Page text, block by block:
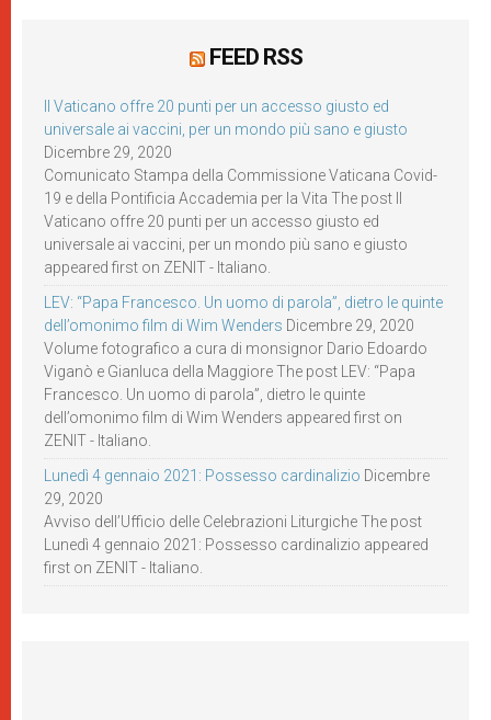
FEED RSS
Il Vaticano offre 20 punti per un accesso giusto ed
universale ai vaccini, per un mondo più sano e giusto
Dicembre 29, 2020
Comunicato Stampa della Commissione Vaticana Covid-
19 e della Pontificia Accademia per la Vita The post Il
Vaticano offre 20 punti per un accesso giusto ed
universale ai vaccini, per un mondo più sano e giusto
appeared first on ZENIT - Italiano.
LEV: “Papa Francesco. Un uomo di parola”, dietro le quinte
dell’omonimo film di Wim Wenders Dicembre 29, 2020
Volume fotografico a cura di monsignor Dario Edoardo
Viganò e Gianluca della Maggiore The post LEV: “Papa
Francesco. Un uomo di parola”, dietro le quinte
dell’omonimo film di Wim Wenders appeared first on
ZENIT - Italiano.
Lunedì 4 gennaio 2021: Possesso cardinalizio Dicembre
29, 2020
Avviso dell’Ufficio delle Celebrazioni Liturgiche The post
Lunedì 4 gennaio 2021: Possesso cardinalizio appeared
first on ZENIT - Italiano.